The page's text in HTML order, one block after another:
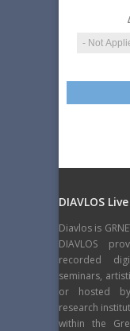
DIAVLOS
Diavlos is
DIAVLOS
recorded
seminars,
or hosted
research
within the